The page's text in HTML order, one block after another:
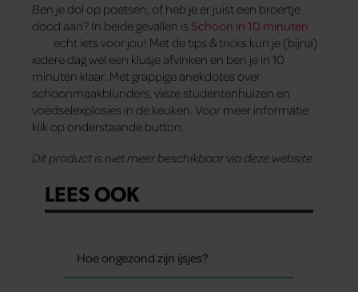
Ben je dol op poetsen, of heb je er juist een broertje
dood aan? In beide gevallen is Schoon in 10 minuten
echt iets voor jou! Met de tips & tricks kun je (bijna)
iedere dag wel een klusje afvinken en ben je in 10
minuten klaar. Met grappige anekdotes over
schoonmaakblunders, vieze studentenhuizen en
voedselexplosies in de keuken. Voor meer informatie
klik op onderstaande button.
Dit product is niet meer beschikbaar via deze website.
LEES OOK
Hoe ongezond zijn ijsjes?